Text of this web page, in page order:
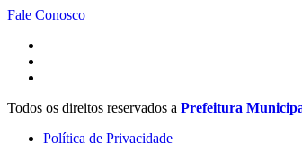
Fale Conosco
Todos os direitos reservados a Prefeitura
Política de Privacidade